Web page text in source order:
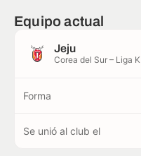
Equipo actual
Jeju
Corea del Sur – Liga K
Forma
Se unió al club el